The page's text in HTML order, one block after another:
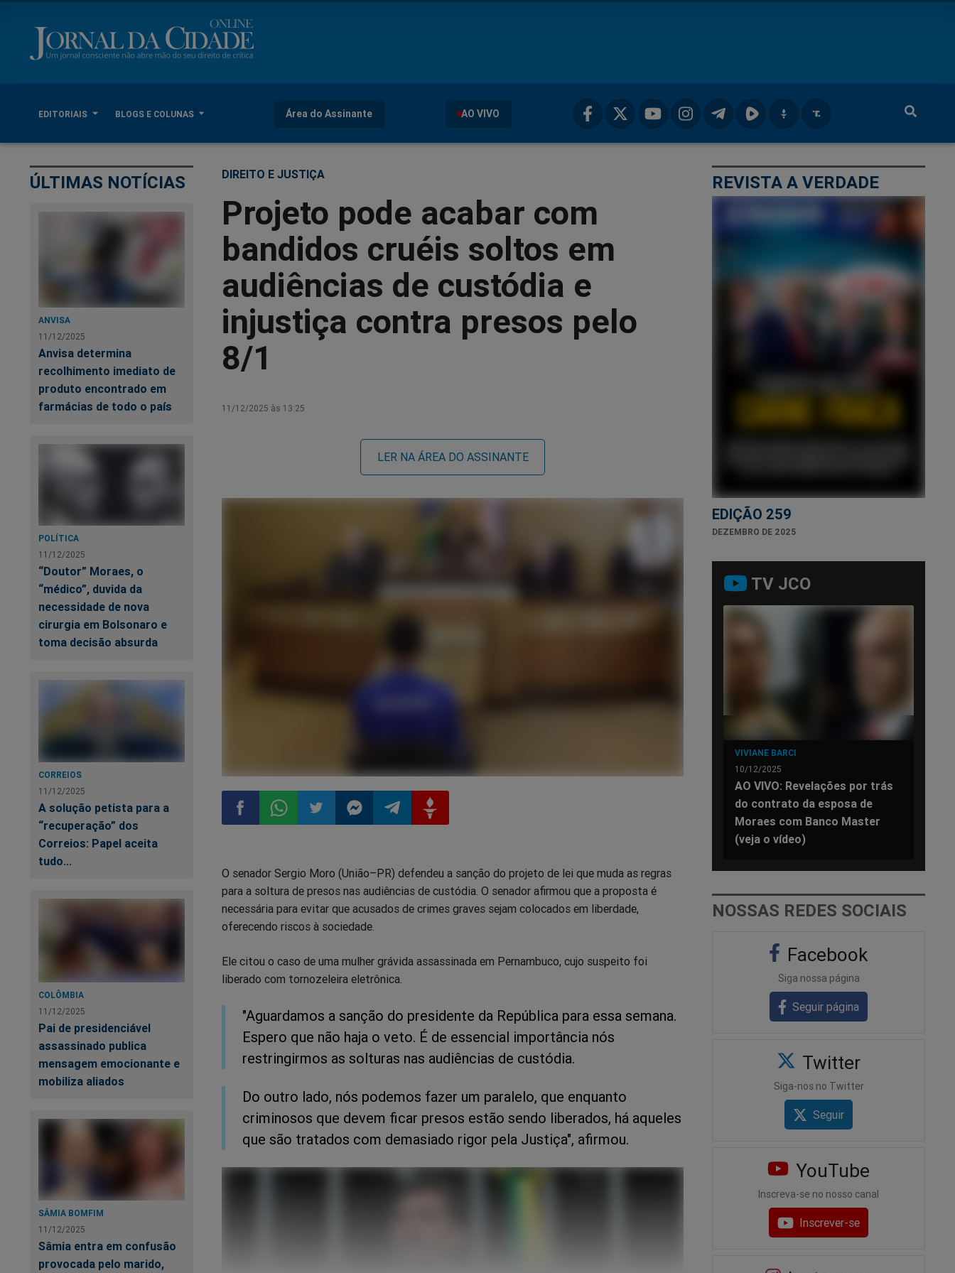
EDITORIAIS BLOGS E COLUNAS Área do Assinante AO VIVO
ÚLTIMAS NOTÍCIAS
ANVISA
11/12/2025
Anvisa determina
recolhimento imediato de
produto encontrado em
farmácias de todo o país
POLÍTICA
11/12/2025
“Doutor” Moraes, o
“médico”, duvida da
necessidade de nova
cirurgia em Bolsonaro e
toma decisão absurda
CORREIOS
11/12/2025
A solução petista para a
“recuperação” dos
Correios: Papel aceita
tudo...
COLÔMBIA
11/12/2025
Pai de presidenciável
assassinado publica
mensagem emocionante e
mobiliza aliados
SÂMIA BOMFIM
11/12/2025
Sâmia entra em confusão
provocada pelo marido,
DIREITO E JUSTIÇA
Projeto pode acabar com
bandidos cruéis soltos em
audiências de custódia e
injustiça contra presos pelo
8/1
11/12/2025 às 13:25
LER NA ÁREA DO ASSINANTE
no
Facebook
no
Whatsapp
no
Twitter
no
Messenger
no
Telegram
no
Gettr
O senador Sergio Moro (União–PR) defendeu a sanção do projeto de lei que muda as regras
para a soltura de presos nas audiências de custódia. O senador afirmou que a proposta é
necessária para evitar que acusados de crimes graves sejam colocados em liberdade,
oferecendo riscos à sociedade.
Ele citou o caso de uma mulher grávida assassinada em Pernambuco, cujo suspeito foi
liberado com tornozeleira eletrônica.
"Aguardamos a sanção do presidente da República para essa semana.
Espero que não haja o veto. É de essencial importância nós
restringirmos as solturas nas audiências de custódia.
Do outro lado, nós podemos fazer um paralelo, que enquanto
criminosos que devem ficar presos estão sendo liberados, há aqueles
que são tratados com demasiado rigor pela Justiça", afirmou.
REVISTA A VERDADE
EDIÇÃO 259
DEZEMBRO DE 2025
TV JCO
VIVIANE BARCI
10/12/2025
AO VIVO: Revelações por trás
do contrato da esposa de
Moraes com Banco Master
(veja o vídeo)
NOSSAS REDES SOCIAIS
Facebook
Siga nossa página
Seguir página
Twitter
Siga-nos no Twitter
Seguir
YouTube
Inscreva-se no nosso canal
Inscrever-se